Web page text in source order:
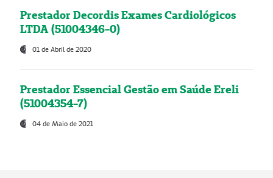
Prestador Decordis Exames Cardiológicos
LTDA (51004346-0)
01 de Abril de 2020
Prestador Essencial Gestão em Saúde Ereli
(51004354-7)
04 de Maio de 2021